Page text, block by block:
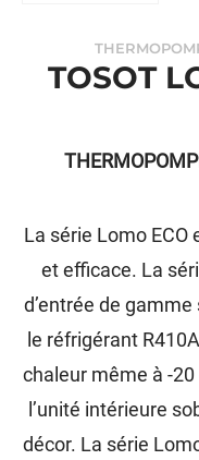
TOSOT
La série Lomo
et efficace. La
d’entrée de
le réfrigérant
chaleur même à -
l’unité intérieure
décor. La série